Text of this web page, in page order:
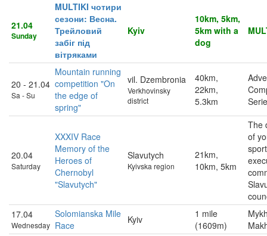
21.04
Sunday
MULTIKI чотири
сезони: Весна.
Трейловий
забіг під
вітряками
Kyiv
10km, 5km,
5km with a
dog
20 - 21.04
Sa - Su
Mountain running
competition "On
the edge of
spring"
vil. Dzembronia
Verkhovinsky
district
40km,
22km,
5.3km
20.04
Saturday
XXXIV Race
Memory of the
Heroes of
Chernobyl
"Slavutych"
Slavutych
Kyivska region
21km,
10km, 5km
The
of
17.04
Wednesday
Solomianska Mile
Race
Kyiv
1 mile
(1609m)